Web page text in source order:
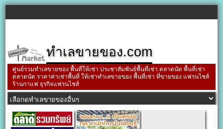
ทำเลขายของ.com
ศูนย์รวมทำเลขายของ พื้นที่ให้เช่า ประชาสัมพันธ์พื้นที่เช่า ตลาดนัด พื้นที่เช่า
ตลาดนัด ราคาค่าเช่าพื้นที่ ให้เช่าทำเลขายของ พื้นที่เช่า ที่ขายของ แฟรนไชส์
ร้านกาแฟ ธุรกิจแฟรนไชส์